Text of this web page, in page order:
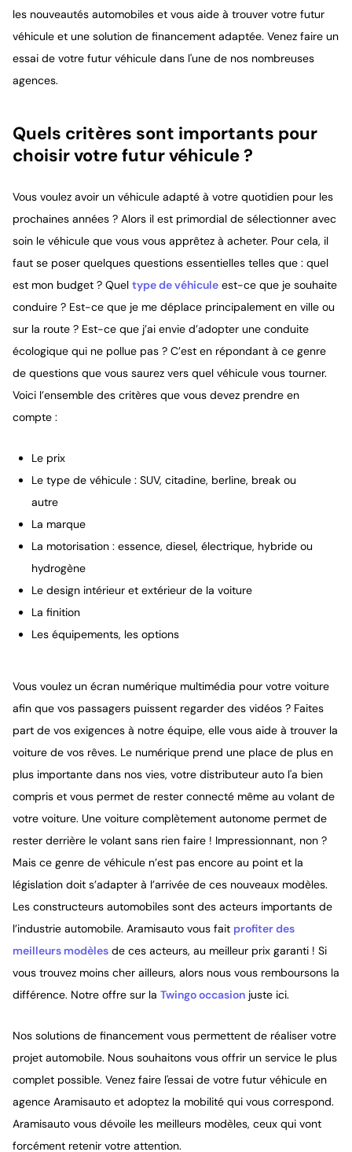
les nouveautés automobiles et vous aide à trouver votre futur
véhicule et une solution de financement adaptée. Venez faire un
essai de votre futur véhicule dans l'une de nos nombreuses
agences.
Quels critères sont importants pour
choisir votre futur véhicule ?
Vous voulez avoir un véhicule adapté à votre quotidien pour les
prochaines années ? Alors il est primordial de sélectionner avec
soin le véhicule que vous vous apprêtez à acheter. Pour cela, il
faut se poser quelques questions essentielles telles que : quel
est mon budget ? Quel type de véhicule est-ce que je souhaite
conduire ? Est-ce que je me déplace principalement en ville ou
sur la route ? Est-ce que j’ai envie d’adopter une conduite
écologique qui ne pollue pas ? C’est en répondant à ce genre
de questions que vous saurez vers quel véhicule vous tourner.
Voici l’ensemble des critères que vous devez prendre en
compte :
Le prix
Le type de véhicule : SUV, citadine, berline, break ou
autre
La marque
La motorisation : essence, diesel, électrique, hybride ou
hydrogène
Le design intérieur et extérieur de la voiture
La finition
Les équipements, les options
Vous voulez un écran numérique multimédia pour votre voiture
afin que vos passagers puissent regarder des vidéos ? Faites
part de vos exigences à notre équipe, elle vous aide à trouver la
voiture de vos rêves. Le numérique prend une place de plus en
plus importante dans nos vies, votre distributeur auto l'a bien
compris et vous permet de rester connecté même au volant de
votre voiture. Une voiture complètement autonome permet de
rester derrière le volant sans rien faire ! Impressionnant, non ?
Mais ce genre de véhicule n’est pas encore au point et la
législation doit s’adapter à l’arrivée de ces nouveaux modèles.
Les constructeurs automobiles sont des acteurs importants de
l’industrie automobile. Aramisauto vous fait profiter des
meilleurs modèles de ces acteurs, au meilleur prix garanti ! Si
vous trouvez moins cher ailleurs, alors nous vous remboursons la
différence. Notre offre sur la Twingo occasion juste ici.
Nos solutions de financement vous permettent de réaliser votre
projet automobile. Nous souhaitons vous offrir un service le plus
complet possible. Venez faire l'essai de votre futur véhicule en
agence Aramisauto et adoptez la mobilité qui vous correspond.
Aramisauto vous dévoile les meilleurs modèles, ceux qui vont
forcément retenir votre attention.